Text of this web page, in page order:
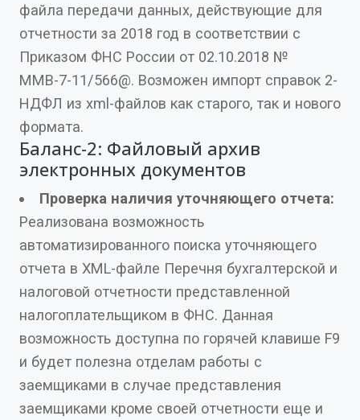
файла передачи данных, действующие для
отчетности за 2018 год в соответствии с
Приказом ФНС России от 02.10.2018 №
ММВ-7-11/566@. Возможен импорт справок 2-
НДФЛ из xml-файлов как старого, так и нового
формата.
Баланс-2: Файловый архив
электронных документов
Проверка наличия уточняющего отчета:
Реализована возможность
автоматизированного поиска уточняющего
отчета в XML-файле Перечня бухгалтерской и
налоговой отчетности представленной
налогоплательщиком в ФНС. Данная
возможность доступна по горячей клавише F9
и будет полезна отделам работы с
заемщиками в случае представления
заемщиками кроме своей отчетности еще и